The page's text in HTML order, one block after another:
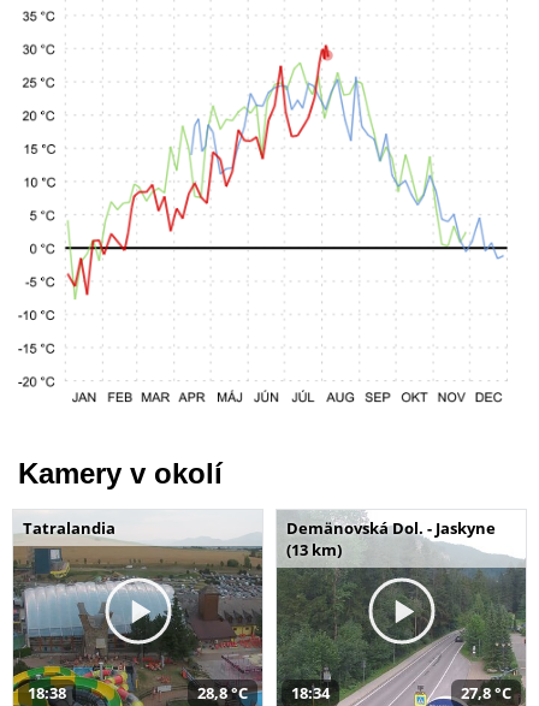
Kamery v okolí
Tatralandia
18:38 28,8 °C
Demänovská Dol. - Jaskyne
(13 km)
18:34 27,8 °C